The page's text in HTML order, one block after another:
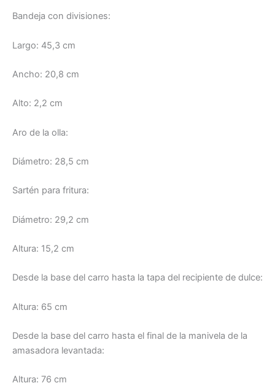
Bandeja con divisiones:
Largo: 45,3 cm
Ancho: 20,8 cm
Alto: 2,2 cm
Aro de la olla:
Diámetro: 28,5 cm
Sartén para fritura:
Diámetro: 29,2 cm
Altura: 15,2 cm
Desde la base del carro hasta la tapa del recipiente de dulce:
Altura: 65 cm
Desde la base del carro hasta el final de la manivela de la
amasadora levantada:
Altura: 76 cm